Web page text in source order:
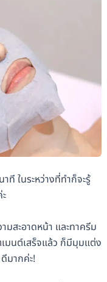
ที ในระหว่างที่ทำก็จะรู้
มสะอาดหน้า และทาครีม
มนต์เสร็จแล้ว ก็มีมุมแต่ง
มากค่ะ!